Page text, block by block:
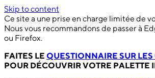
Skip to content
Ce site a une prise en charge limitée de
Nous vous recommandons de passer à
ou Firefox.
FAITES LE QUESTIONNAIRE SUR LES
POUR DÉCOUVRIR VOTRE PALETTE